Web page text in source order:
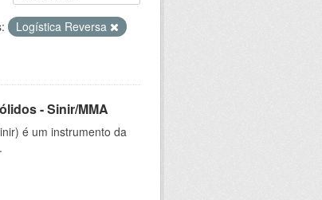
Logística Reversa
- Sinir/MMA
é um instrumento da